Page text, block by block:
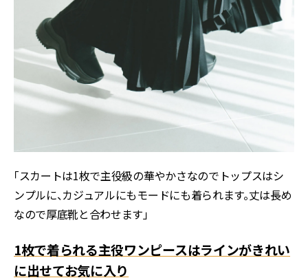
「スカートは1枚で主役級の華やかさなのでトップスはシ
ンプルに、カジュアルにもモードにも着られます。丈は長め
なので厚底靴と合わせます」
1枚で着られる主役ワンピースはラインがきれい
に出せてお気に入り